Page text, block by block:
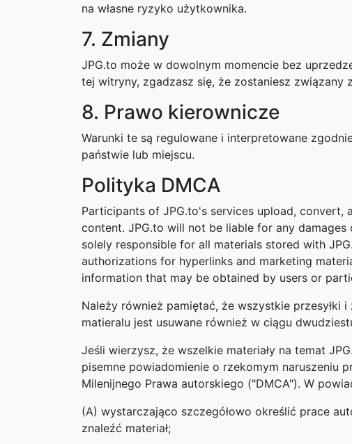
na własne ryzyko użytkownika.
7. Zmiany
JPG.to może w dowolnym momencie bez
tej witryny, zgadzasz się, że zostaniesz związany
8. Prawo kierownicze
Warunki te są regulowane i interpretowane
państwie lub miejscu.
Polityka DMCA
Participants of JPG.to's services upload, convert,
content. JPG.to will not be liable for any
solely responsible for all materials stored with
authorizations for hyperlinks and marketing
information that may be obtained by users or
Należy również pamiętać, że wszystkie przesyłki
matieralu jest usuwane również w ciągu
Jeśli wierzysz, że wszelkie materiały na temat
pisemne powiadomienie o rzekomym naruszeniu
Milenijnego Prawa autorskiego ("DMCA"). W
(A) wystarczająco szczegółowo określić prace
znaleźć materiał;